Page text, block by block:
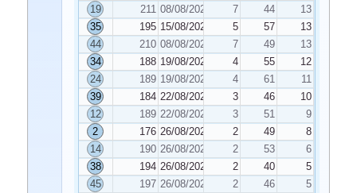
19
211 08/08/2025 7 44
13
35
195 15/08/2025 5 57
13
44
210 08/08/2025 7 49
13
34
188 19/08/2025 4 55
12
24
189 19/08/2025 4 61
11
39
184 22/08/2025 3 46
10
12
189 22/08/2025 3 51
9
2
176 26/08/2025 2 49
8
14
190 26/08/2025 2 53
6
38
194 26/08/2025 2 40
5
45
197 26/08/2025 2 46
5